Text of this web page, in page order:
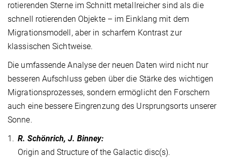
rotierenden Sterne im Schnitt metallreicher sind als die
schnell rotierenden Objekte – im Einklang mit dem
Migrationsmodell, aber in scharfem Kontrast zur
klassischen Sichtweise.
Die umfassende Analyse der neuen Daten wird nicht nur
besseren Aufschluss geben über die Stärke des wichtigen
Migrationsprozesses, sondern ermöglicht den Forschern
auch eine bessere Eingrenzung des Ursprungsorts unserer
Sonne.
1. R. Schönrich, J. Binney:
Origin and Structure of the Galactic disc(s).